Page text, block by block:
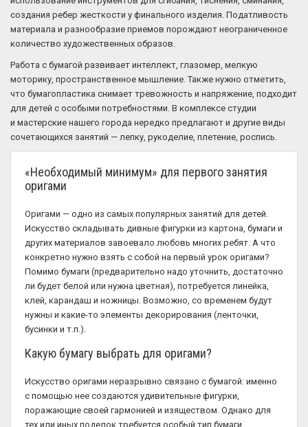
создания ребер жесткости у финального изделия. Податливость
материала и разнообразие приемов порождают неограниченное
количество художественных образов.
Работа с бумагой развивает интеллект, глазомер, мелкую
моторику, пространственное мышление. Также нужно отметить,
что бумагопластика снимает тревожность и напряжение, подходит
для детей с особыми потребностями. В комплексе студии
и мастерские нашего города нередко предлагают и другие виды
сочетающихся занятий — лепку, рукоделие, плетение, роспись.
«Необходимый минимум» для первого занятия
оригами
Оригами — одно из самых популярных занятий для детей.
Искусство складывать дивные фигурки из картона, бумаги и
других материалов завоевало любовь многих ребят. А что
конкретно нужно взять с собой на первый урок оригами?
Помимо бумаги (предварительно надо уточнить, достаточно
ли будет белой или нужна цветная), потребуется линейка,
клей, карандаш и ножницы. Возможно, со временем будут
нужны и какие-то элементы декорирования (ленточки,
бусинки и т.п.).
Какую бумагу выбрать для оригами?
Искусство оригами неразрывно связано с бумагой: именно
с помощью нее создаются удивительные фигурки,
поражающие своей гармонией и изяществом. Однако для
тех или иных поделок требуется особый тип бумаги.